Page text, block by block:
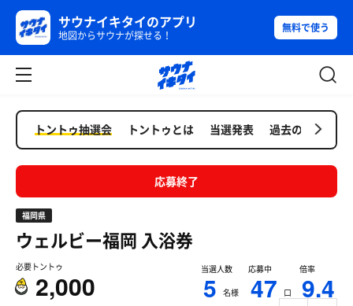
サウナイキタイのアプリ
地図からサウナが探せる！
無料で使う
トントゥ抽選会 トントゥとは 当選発表 過去の抽選会
応募終了
福岡県
ウェルビー福岡 入浴券
必要トントゥ
2,000
当選人数
5 名様
応募中
47 口
倍率
9.4